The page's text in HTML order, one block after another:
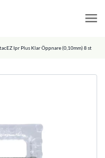
Ipr Plus Klar Öppnare (0,10mm) 8 st